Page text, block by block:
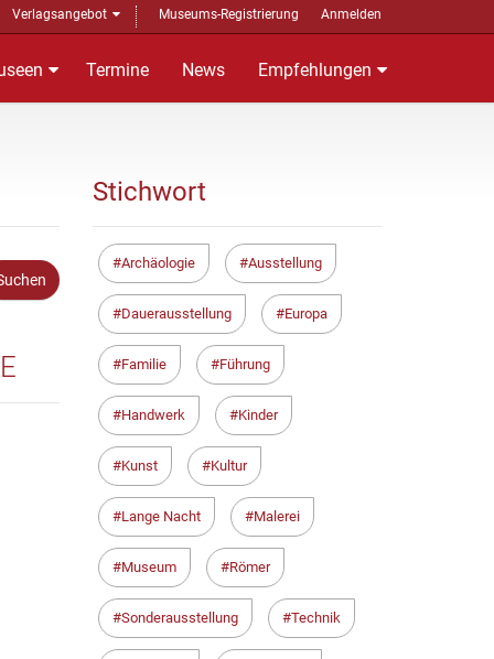
Verlagsangebot Museums-Registrierung Anmelden
Termine News Empfehlungen
Stichwort
Archäologie Ausstellung
Dauerausstellung Europa
Familie Führung
Handwerk Kinder
Kunst Kultur
Lange Nacht Malerei
Museum Römer
Sonderausstellung Technik